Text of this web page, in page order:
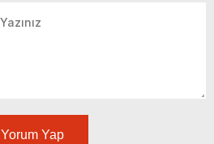
Yorum Yap